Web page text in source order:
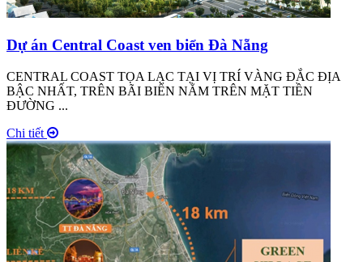
Dự án Central Coast ven biển Đà Nẵng
CENTRAL COAST TỌA LẠC TẠI VỊ TRÍ VÀNG ĐẮC ĐỊA
BẬC NHẤT, TRÊN BÃI BIỂN NẰM TRÊN MẶT TIỀN
ĐƯỜNG ...
Chi tiết